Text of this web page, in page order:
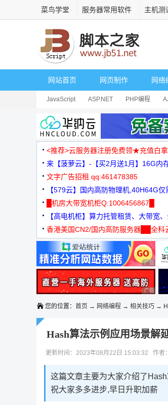
菜鸟学堂 服务器常用软件 主机测
网站首页 网页制作 网络
JavaScript ASP.NET PHP编程
安全相关 网页播放器 其它综合
<推荐>云服务器注册免费领★充值白
来【菠萝云】-【买2月送1月】16G内
文字广告招租 qq:461478385
【579云】国内高防物理机,40H64G仅
元
█机房大带宽机柜Q:1006456867█
【高电机柜】算力托管租赁、大带宽
机
香港美国CN2/国内高防服务器██全科
广告 商
广告 商
您的位置： 首页 → 网络编程 → 相关技巧 →
Hash算法示例应用场景解
更新时间：2023年08月22日 15:03:32 作者
这篇文章主要为大家介绍了
祝大家多多进步,早日升职加薪